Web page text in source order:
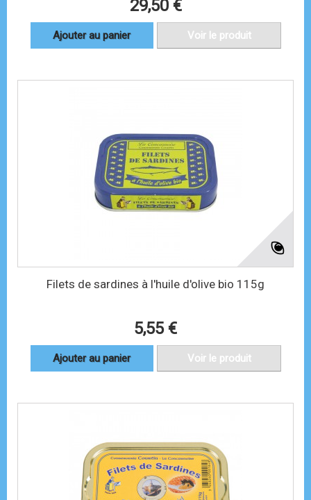
29,50 €
Ajouter au panier Voir le produit
Filets de sardines à l'huile d'olive bio 115g
5,55 €
Ajouter au panier Voir le produit